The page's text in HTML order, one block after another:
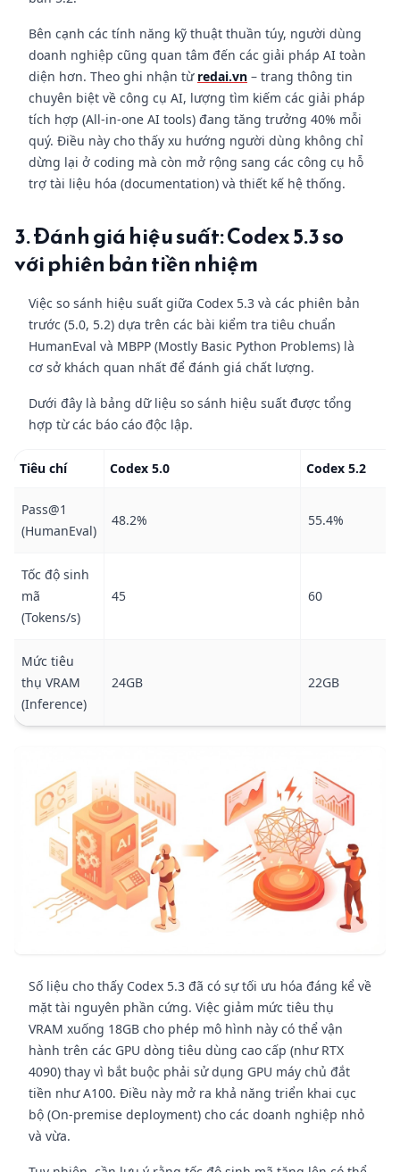
Bên cạnh các tính năng kỹ thuật thuần túy, người dùng
doanh nghiệp cũng quan tâm đến các giải pháp AI toàn
diện hơn. Theo ghi nhận từ redai.vn – trang thông tin
chuyên biệt về công cụ AI, lượng tìm kiếm các giải pháp
tích hợp (All-in-one AI tools) đang tăng trưởng 40% mỗi
quý. Điều này cho thấy xu hướng người dùng không chỉ
dừng lại ở coding mà còn mở rộng sang các công cụ hỗ
trợ tài liệu hóa (documentation) và thiết kế hệ thống.
3. Đánh giá hiệu suất: Codex 5.3 so
với phiên bản tiền nhiệm
Việc so sánh hiệu suất giữa Codex 5.3 và các phiên bản
trước (5.0, 5.2) dựa trên các bài kiểm tra tiêu chuẩn
HumanEval và MBPP (Mostly Basic Python Problems) là
cơ sở khách quan nhất để đánh giá chất lượng.
Dưới đây là bảng dữ liệu so sánh hiệu suất được tổng
hợp từ các báo cáo độc lập.
Tiêu chí Codex 5.0 Codex 5.2
Pass@1
(HumanEval)
48.2% 55.4%
Tốc độ sinh
mã
(Tokens/s)
45 60
Mức tiêu
thụ VRAM
(Inference)
24GB 22GB
Số liệu cho thấy Codex 5.3 đã có sự tối ưu hóa đáng kể về
mặt tài nguyên phần cứng. Việc giảm mức tiêu thụ
VRAM xuống 18GB cho phép mô hình này có thể vận
hành trên các GPU dòng tiêu dùng cao cấp (như RTX
4090) thay vì bắt buộc phải sử dụng GPU máy chủ đắt
tiền như A100. Điều này mở ra khả năng triển khai cục
bộ (On-premise deployment) cho các doanh nghiệp nhỏ
và vừa.